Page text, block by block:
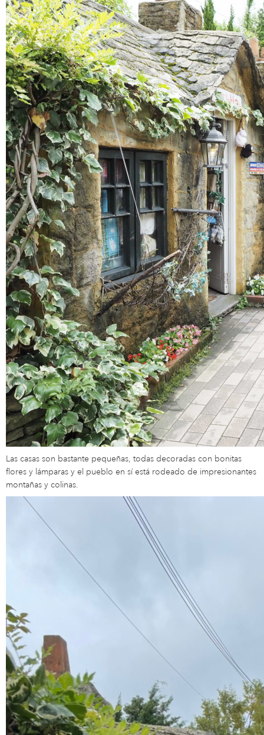
Las casas son bastante pequeñas, todas decoradas con bonitas
flores y lámparas y el pueblo en sí está rodeado de impresionantes
montañas y colinas.